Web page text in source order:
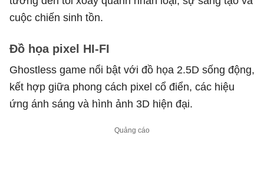
cuộc chiến sinh tồn.
Đồ họa pixel HI-FI
Ghostless game nổi bật với đồ họa 2.5D sống động,
kết hợp giữa phong cách pixel cổ điển, các hiệu
ứng ánh sáng và hình ảnh 3D hiện đại.